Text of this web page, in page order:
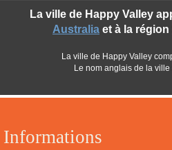
Informations
La ville de Happy Valley
Australia et à la région
La ville de Happy Valley
Le nom anglais de la ville